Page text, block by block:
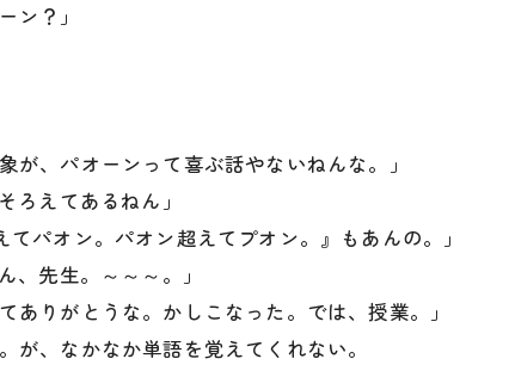
？」
オーンって喜ぶ話やないねんな。」
ろえてあるねん」
パオン。パオン超えてプオン。』もあんの。」
、先生。～～～。」
とうな。かしこなった。では、授業。」
が、なかなか単語を覚えてくれない。